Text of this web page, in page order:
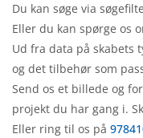
Du kan søge via
Eller du kan spørge os
Ud fra data på skabets
og det tilbehør som
Send os et billede og
projekt du har gang i.
Eller ring til os på